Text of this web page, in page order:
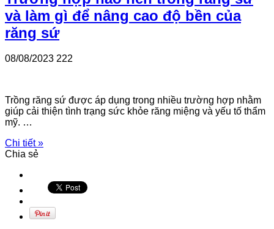
và làm gì để nâng cao độ bền của
răng sứ
08/08/2023 222
Trồng răng sứ được áp dụng trong nhiều trường hợp nhằm
giúp cải thiện tình trạng sức khỏe răng miệng và yếu tố thẩm
mỹ. …
Chi tiết »
Chia sẻ